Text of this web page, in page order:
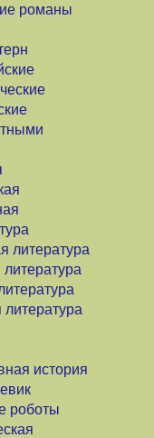
романы
литература
история
роботы